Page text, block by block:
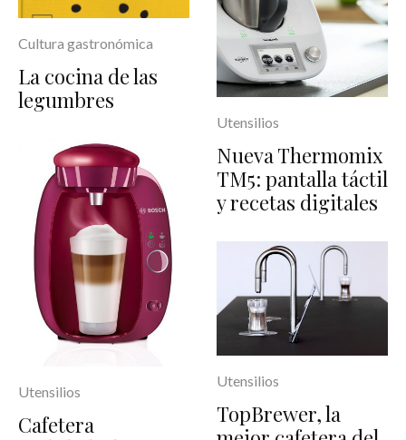
Cultura gastronómica
La cocina de las
legumbres
Utensilios
Cafetera
Utensilios
Nueva Thermomix
TM5: pantalla táctil
y recetas digitales
Utensilios
TopBrewer, la